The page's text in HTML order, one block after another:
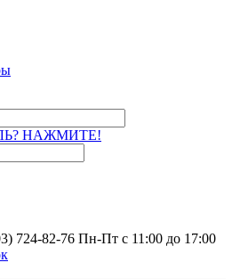
НАЖМИТЕ!
724-82-76 Пн-Пт с 11:00 до 17:00